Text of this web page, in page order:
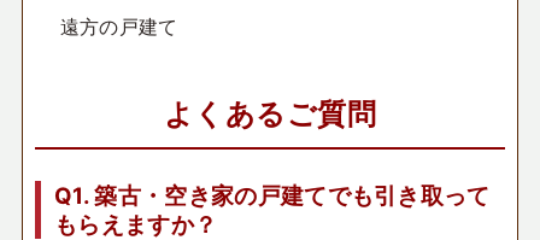
遠方の戸建て
よくあるご質問
Q1. 築古・空き家の戸建てでも引き取って
もらえますか？